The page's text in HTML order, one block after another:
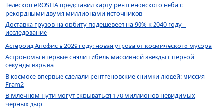
Телескоп eROSITA представил карту рентгеновского неба с
рекордными двумя миллионами источников
Доставка грузов на орбиту подешевеет на 90% к 2040 году –
исследование
Астероид Апофис в 2029 году: новая угроза от космического мусора
Астрономы впервые сняли гибель массивной звезды с первой
секунды взрыва
В космосе впервые сделали рентгеновские снимки людей: миссия
Fram2
В Млечном Пути могут скрываться 170 миллионов невидимых
черных дыр